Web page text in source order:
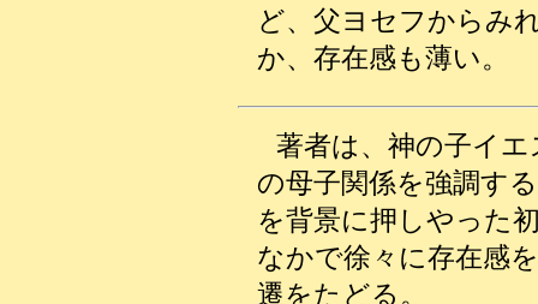
ど、父ヨセフからみ
か、存在感も薄い。
著者は、神の子イ
の母子関係を強調す
を背景に押しやった
なかで徐々に存在感
遷をたどる。